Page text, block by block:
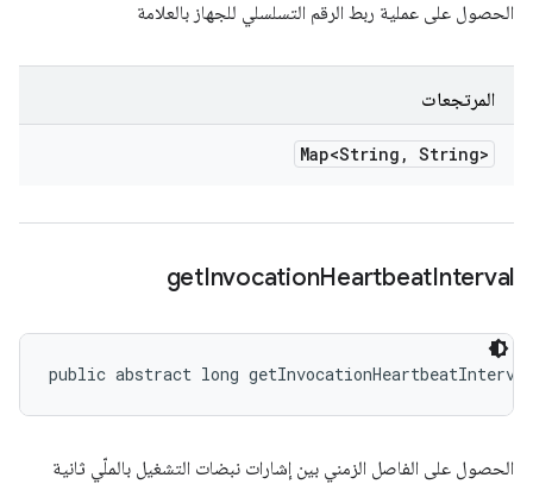
الحصول على عملية ربط الرقم التسلسلي للجهاز بالعلامة
المرتجعات
Map<String , String>
getInvocationHeartbeatInterval
public abstract long
الحصول على الفاصل الزمني بين إشارات نبضات التشغيل بالملّي ثانية